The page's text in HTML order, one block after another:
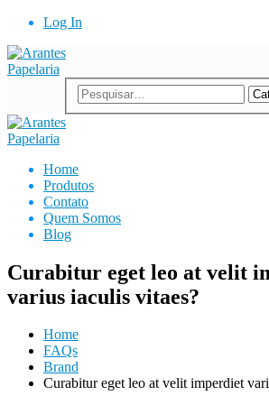
Log In
Home
Produtos
Contato
Quem Somos
Blog
Curabitur eget leo at velit
varius iaculis vitaes?
Home
FAQs
Brand
Curabitur eget leo at velit imperdiet